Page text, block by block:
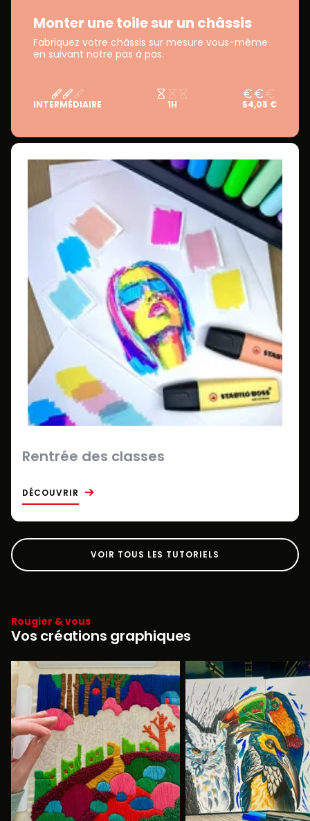
Monter une toile sur un châssis
Fabriquez votre châssis sur mesure vous-même
en suivant notre pas à pas.
INTERMÉDIAIRE 1H 54,05 €
Rentrée des classes
DÉCOUVRIR
VOIR TOUS LES TUTORIELS
Rougier & vous
Vos créations graphiques